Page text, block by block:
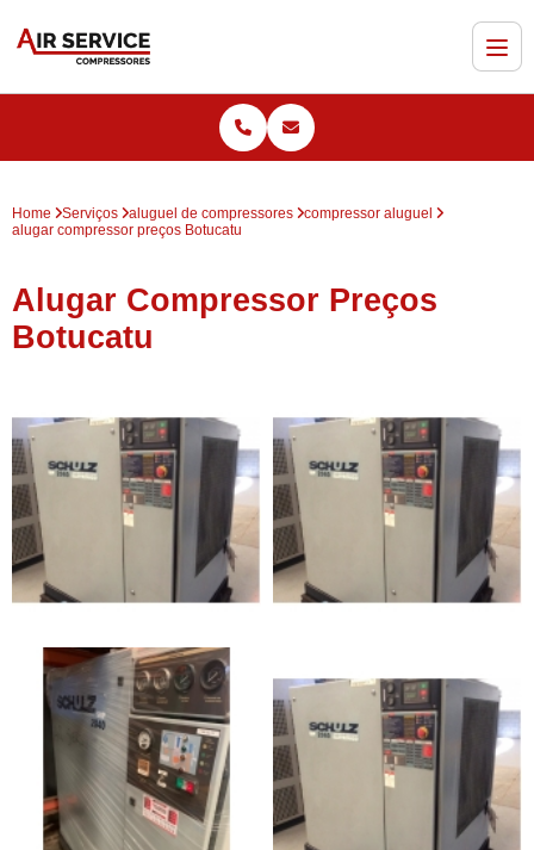
Home Serviços aluguel de compressores
compressor aluguel
alugar compressor preços Botucatu
Alugar Compressor Preços
Botucatu